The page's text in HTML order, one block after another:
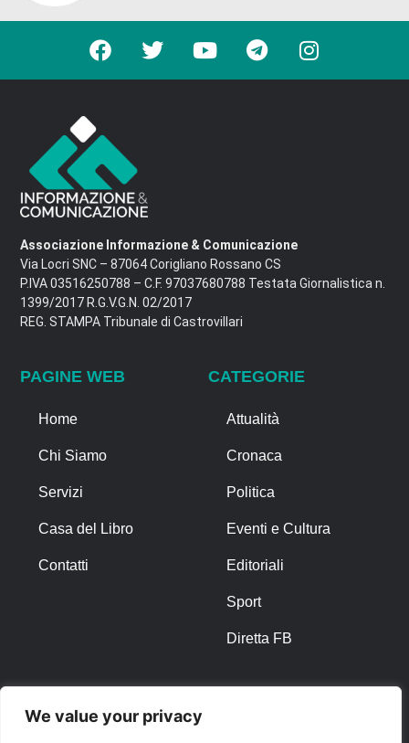
We value your privacy
Associazione Informazione & Comunicazione
Via Locri SNC – 87064 Corigliano Rossano CS
P.IVA 03516250788 – C.F. 97037680788 Testata Giornalistica n.
1399/2017 R.G.V.G.N. 02/2017
REG. STAMPA Tribunale di Castrovillari
PAGINE WEB
Home
Chi Siamo
Servizi
Casa del Libro
Contatti
CATEGORIE
Attualità
Cronaca
Politica
Eventi e Cultura
Editoriali
Sport
Diretta FB